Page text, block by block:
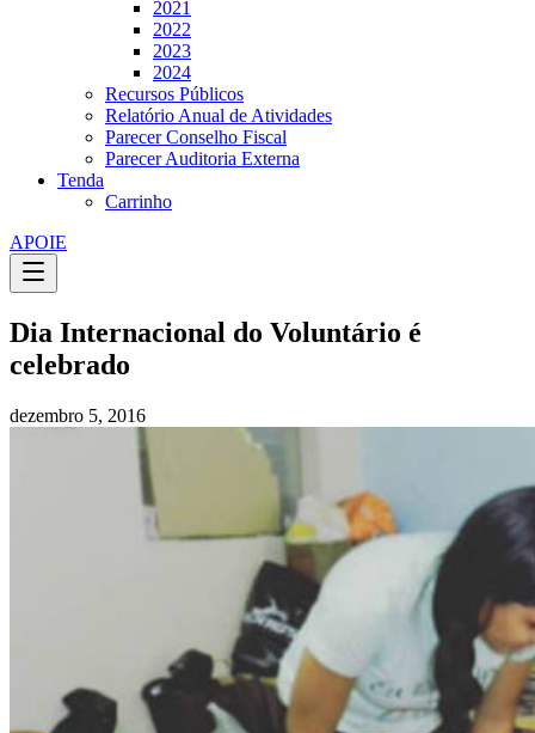
2021
2022
2023
2024
Recursos Públicos
Relatório Anual de Atividades
Parecer Conselho Fiscal
Parecer Auditoria Externa
Tenda
Carrinho
APOIE
Dia Internacional do Voluntário é
celebrado
dezembro 5, 2016